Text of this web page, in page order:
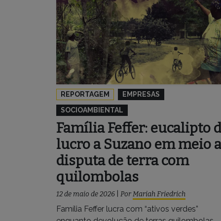
REPORTAGEM
EMPRESAS
SOCIOAMBIENTAL
Família Feffer: eucalipto
lucro a Suzano em meio a
disputa de terra com
quilombolas
12 de maio de 2026 PorMariah Friedrich
Família Feffer lucra com “ativos verdes”